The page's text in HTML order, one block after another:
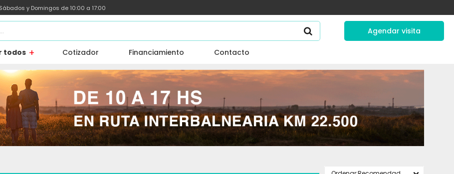
todos Cotizador Financiamiento Contacto
Agendar visita
y Domingos de 10:00 a 17:00